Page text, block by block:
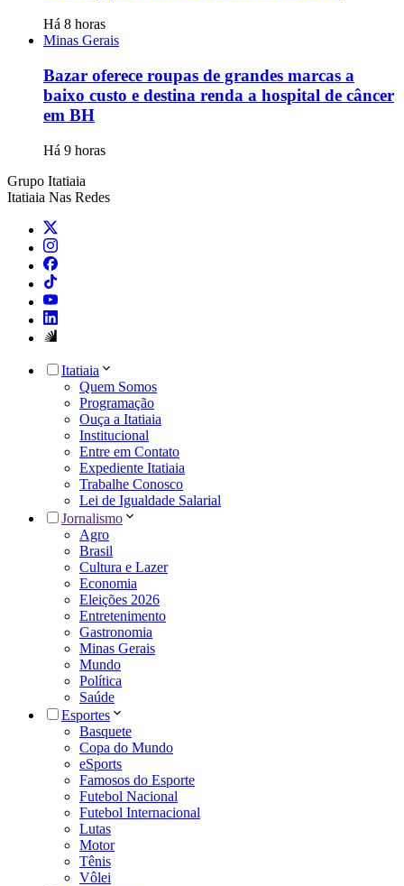
Há 8 horas
Minas Gerais
Bazar oferece roupas de grandes marcas a
baixo custo e destina renda a hospital de câncer
em BH
Há 9 horas
Grupo Itatiaia
Itatiaia Nas Redes
Itatiaia
Quem Somos
Programação
Ouça a Itatiaia
Institucional
Entre em Contato
Expediente Itatiaia
Trabalhe Conosco
Lei de Igualdade Salarial
Jornalismo
Agro
Brasil
Cultura e Lazer
Economia
Eleições 2026
Entretenimento
Gastronomia
Minas Gerais
Mundo
Política
Saúde
Esportes
Basquete
Copa do Mundo
eSports
Famosos do Esporte
Futebol Nacional
Futebol Internacional
Lutas
Motor
Tênis
Vôlei